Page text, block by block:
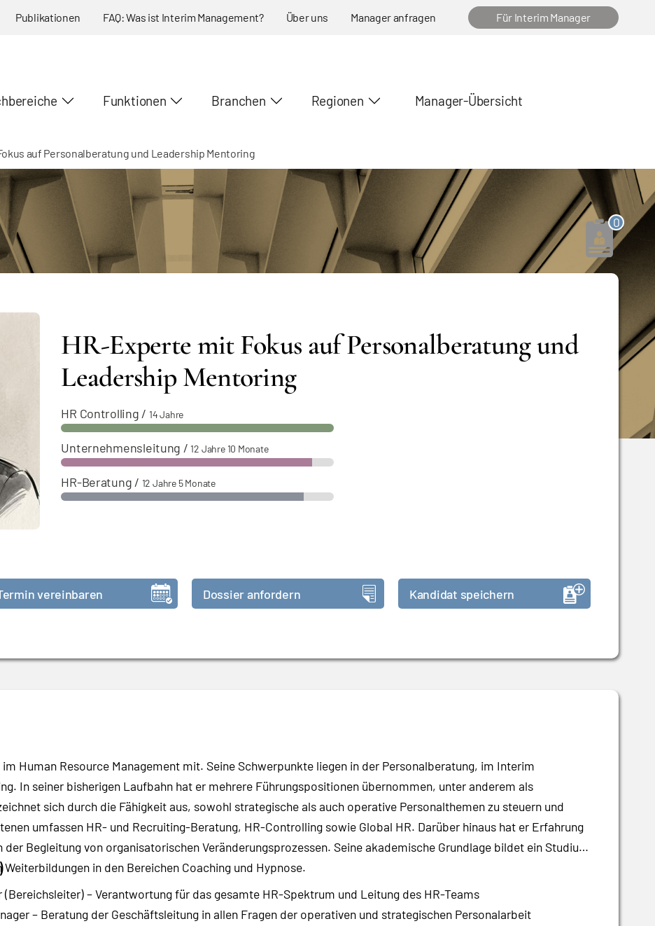
Publikationen FAQ: Was ist Interim Management? Über uns Manager anfragen Für Interim Manager
Funktionen Branchen Regionen Manager-Übersicht
auf Personalberatung und Leadership Mentoring
0
HR-Experte mit Fokus auf Personalberatung und
Leadership Mentoring
HR Controlling / 14 Jahre
Unternehmensleitung /12 Jahre 10 Monate
HR-Beratung / 12 Jahre 5 Monate
vereinbaren Dossier anfordern Kandidat speichern
Human Resource Management mit. Seine Schwerpunkte liegen in der Personalberatung, im Interim
In seiner bisherigen Laufbahn hat er mehrere Führungspositionen übernommen, unter anderem als
sich durch die Fähigkeit aus, sowohl strategische als auch operative Personalthemen zu steuern und
umfassen HR- und Recruiting-Beratung, HR-Controlling sowie Global HR. Darüber hinaus hat er Erfahrung
Begleitung von organisatorischen Veränderungsprozessen. Seine akademische Grundlage bildet ein Studium
in den Bereichen Coaching und Hypnose.
(Bereichsleiter) – Verantwortung für das gesamte HR-Spektrum und Leitung des HR-Teams
– Beratung der Geschäftsleitung in allen Fragen der operativen und strategischen Personalarbeit